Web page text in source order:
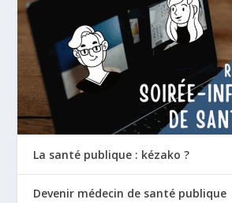
La santé publique : kézako ?
Devenir médecin de santé publique